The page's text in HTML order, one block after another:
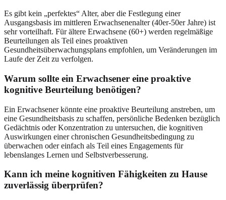
Es gibt kein „perfektes“ Alter, aber die Festlegung einer
Ausgangsbasis im mittleren Erwachsenenalter (40er-50er Jahre) ist
sehr vorteilhaft. Für ältere Erwachsene (60+) werden regelmäßige
Beurteilungen als Teil eines proaktiven
Gesundheitsüberwachungsplans empfohlen, um Veränderungen im
Laufe der Zeit zu verfolgen.
Warum sollte ein Erwachsener eine proaktive
kognitive Beurteilung benötigen?
Ein Erwachsener könnte eine proaktive Beurteilung anstreben, um
eine Gesundheitsbasis zu schaffen, persönliche Bedenken bezüglich
Gedächtnis oder Konzentration zu untersuchen, die kognitiven
Auswirkungen einer chronischen Gesundheitsbedingung zu
überwachen oder einfach als Teil eines Engagements für
lebenslanges Lernen und Selbstverbesserung.
Kann ich meine kognitiven Fähigkeiten zu Hause
zuverlässig überprüfen?